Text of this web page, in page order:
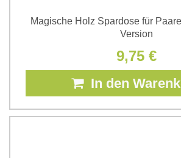
Magische Holz Spardose für
Version
9,75 €
In den